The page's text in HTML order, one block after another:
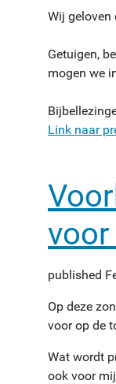
Wij geloven
Getuigen,
mogen we
Link naar
published
Op deze
voor op de
Wat wordt
ook voor